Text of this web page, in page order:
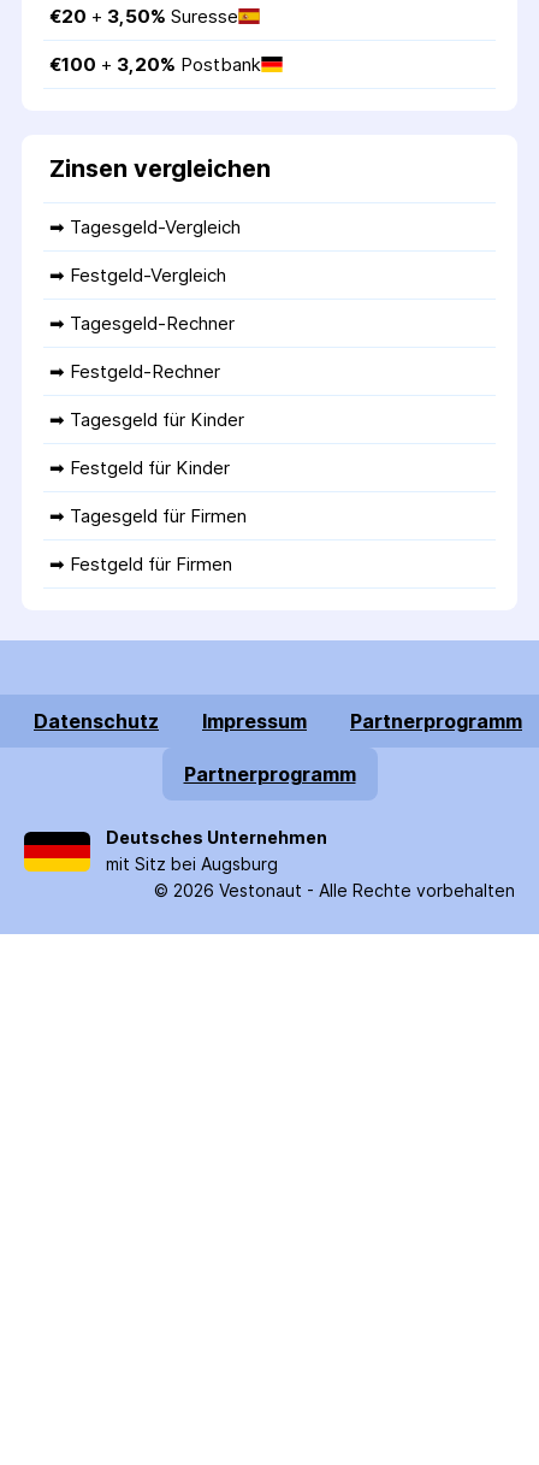
€20 + 3,50% Suresse
€100 + 3,20% Postbank
Zinsen vergleichen
➡ Tagesgeld-Vergleich
➡ Festgeld-Vergleich
➡ Tagesgeld-Rechner
➡ Festgeld-Rechner
➡ Tagesgeld für Kinder
➡ Festgeld für Kinder
➡ Tagesgeld für Firmen
➡ Festgeld für Firmen
Datenschutz Impressum Partnerprogramm
Partnerprogramm
Deutsches Unternehmen
mit Sitz bei Augsburg
© 2026 Vestonaut - Alle Rechte vorbehalten